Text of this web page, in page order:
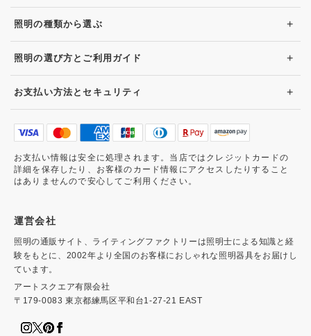
照明の種類から選ぶ +
照明の選び方とご利用ガイド +
お支払い方法とセキュリティ +
お支払い情報は安全に処理されます。当店ではクレジットカードの
詳細を保存したり、お客様のカード情報にアクセスしたりすること
はありませんので安心してご利用ください。
運営会社
照明の通販サイト、ライティングファクトリーは照明士による知識と経
験をもとに、2002年より全国のお客様におしゃれな照明器具をお届けし
ています。
アートスクエア有限会社
〒179-0083 東京都練馬区平和台1-27-21 EAST